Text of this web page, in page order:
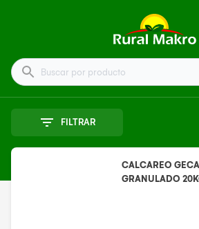
Buscar por producto
FILTRAR
CALCAREO
GRANULADO